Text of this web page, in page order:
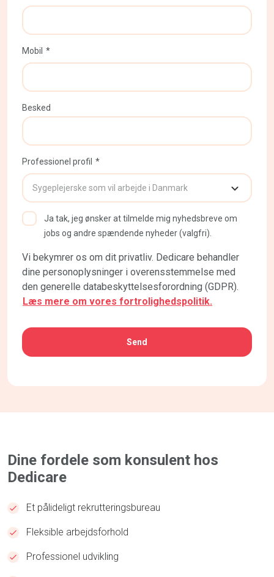
Mobil
Besked
Professionel profil
Ja tak, jeg ønsker at tilmelde mig nyhedsbreve om
jobs og andre spændende nyheder (valgfri).
Vi bekymrer os om dit privatliv. Dedicare behandler
dine personoplysninger i overensstemmelse med
den generelle databeskyttelsesforordning (GDPR).
Læs mere om vores fortrolighedspolitik.
CAPTCHA
Dine fordele som konsulent hos
Dedicare
Et pålideligt rekrutteringsbureau
Fleksible arbejdsforhold
Professionel udvikling